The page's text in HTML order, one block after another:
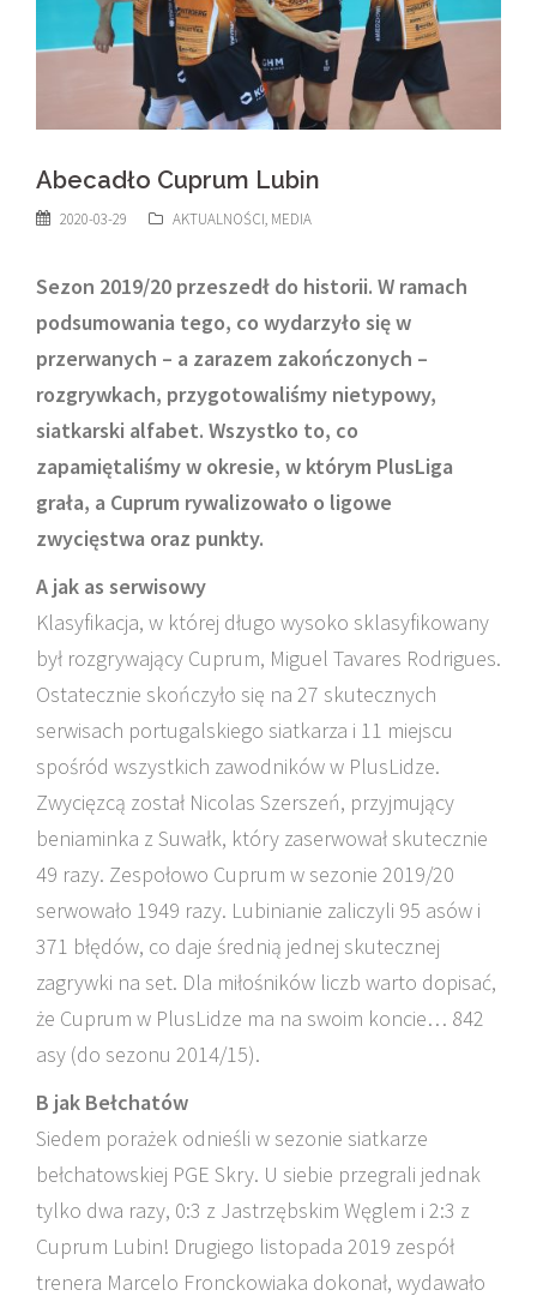
Abecadło Cuprum Lubin
2020-03-29 AKTUALNOŚCI, MEDIA
Sezon 2019/20 przeszedł do historii. W ramach
podsumowania tego, co wydarzyło się w
przerwanych – a zarazem zakończonych –
rozgrywkach, przygotowaliśmy nietypowy,
siatkarski alfabet. Wszystko to, co
zapamiętaliśmy w okresie, w którym PlusLiga
grała, a Cuprum rywalizowało o ligowe
zwycięstwa oraz punkty.
A jak as serwisowy
Klasyfikacja, w której długo wysoko sklasyfikowany
był rozgrywający Cuprum, Miguel Tavares Rodrigues.
Ostatecznie skończyło się na 27 skutecznych
serwisach portugalskiego siatkarza i 11 miejscu
spośród wszystkich zawodników w PlusLidze.
Zwycięzcą został Nicolas Szerszeń, przyjmujący
beniaminka z Suwałk, który zaserwował skutecznie
49 razy. Zespołowo Cuprum w sezonie 2019/20
serwowało 1949 razy. Lubinianie zaliczyli 95 asów i
371 błędów, co daje średnią jednej skutecznej
zagrywki na set. Dla miłośników liczb warto dopisać,
że Cuprum w PlusLidze ma na swoim koncie… 842
asy (do sezonu 2014/15).
B jak Bełchatów
Siedem porażek odnieśli w sezonie siatkarze
bełchatowskiej PGE Skry. U siebie przegrali jednak
tylko dwa razy, 0:3 z Jastrzębskim Węglem i 2:3 z
Cuprum Lubin! Drugiego listopada 2019 zespół
trenera Marcelo Fronckowiaka dokonał, wydawało